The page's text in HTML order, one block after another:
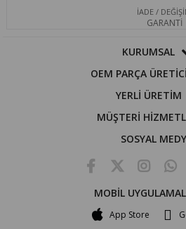
İADE /
GARANTİ
KURUMSAL
OEM PARÇA
YERLİ ÜRETİM
MÜŞTERİ
SOSYAL
MOBİL
App Store